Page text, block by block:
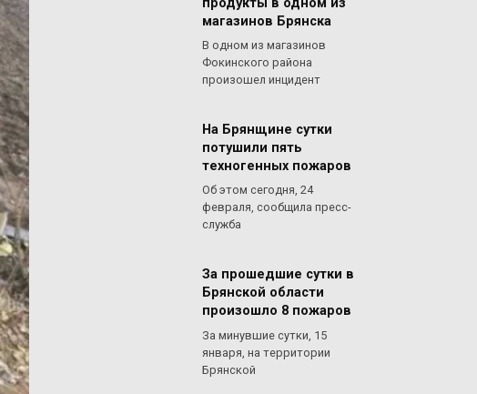
продукты в одном из
магазинов Брянска
В одном из магазинов
Фокинского района
произошел инцидент
На Брянщине сутки
потушили пять
техногенных пожаров
Об этом сегодня, 24
февраля, сообщила пресс-
служба
За прошедшие сутки в
Брянской области
произошло 8 пожаров
За минувшие сутки, 15
января, на территории
Брянской